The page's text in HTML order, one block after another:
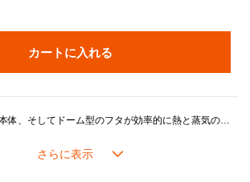
カートに入れる
丸みを帯びた底、深い本体、そしてドーム型のフタが効率的に熱と蒸気の対流を促し、食材に均一に熱を伝えるココット・エブリィ。炊飯だけでなく、煮込み・揚げ物・蒸し料理など多彩な調理に対応します。コンパクトなのでスマートに収納できるのも特徴です。インナーリッドを使える設計により、吹きこぼれを防止。※インナーリッドは別売りです。5合までの炊飯が可能です。
の表面は、陽光を受けた水面のようにきらめき、クラシックなライトゴールドノブが時代を超えた洗練を添えています。